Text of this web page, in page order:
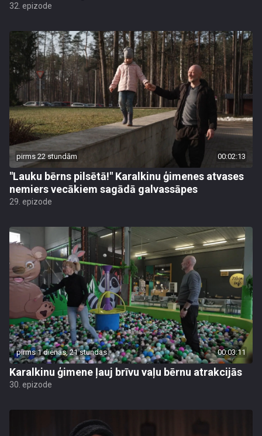
32. epizode
pirms 22 stundām 00:02:13
"Lauku bērns pilsētā!" Karalkinu ģimenes atvases
nemiers vecākiem sagādā galvassāpes
29. epizode
pirms 1 dienas, 21 stundas 00:03:11
Karalkinu ģimene ļauj brīvu vaļu bērnu atrakcijās
30. epizode